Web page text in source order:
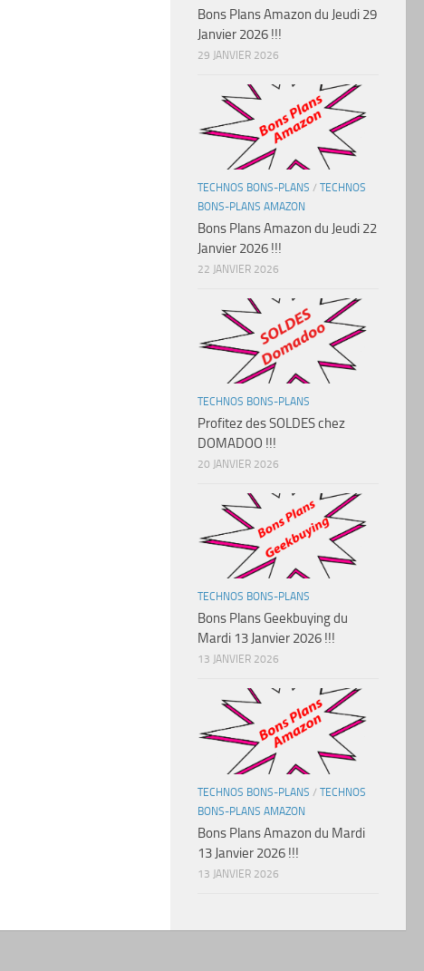
Bons Plans Amazon du Jeudi 29
Janvier 2026 !!!
29 JANVIER 2026
TECHNOS BONS-PLANS / TECHNOS
BONS-PLANS AMAZON
Bons Plans Amazon du Jeudi 22
Janvier 2026 !!!
22 JANVIER 2026
TECHNOS BONS-PLANS
Profitez des SOLDES chez
DOMADOO !!!
20 JANVIER 2026
TECHNOS BONS-PLANS
Bons Plans Geekbuying du
Mardi 13 Janvier 2026 !!!
13 JANVIER 2026
TECHNOS BONS-PLANS / TECHNOS
BONS-PLANS AMAZON
Bons Plans Amazon du Mardi
13 Janvier 2026 !!!
13 JANVIER 2026